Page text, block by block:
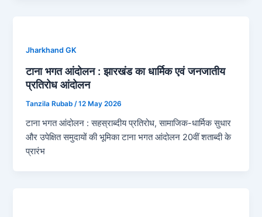
Jharkhand GK
टाना भगत आंदोलन : झारखंड का धार्मिक एवं जनजातीय
प्रतिरोध आंदोलन
Tanzila Rubab/12 May 2026
टाना भगत आंदोलन : सहस्राब्दीय प्रतिरोध, सामाजिक-धार्मिक सुधार
और उपेक्षित समुदायों की भूमिका टाना भगत आंदोलन 20वीं शताब्दी के
प्रारंभ